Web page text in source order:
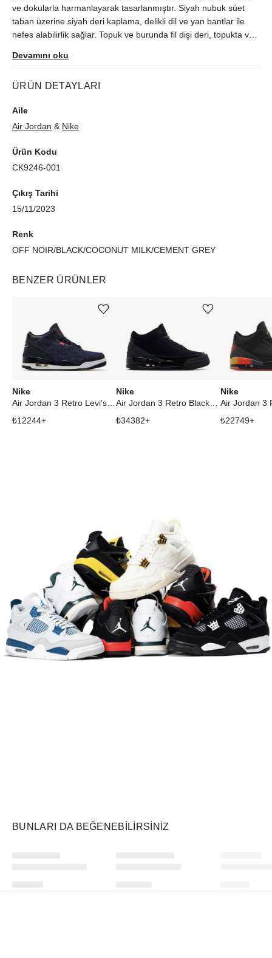
ve dokularla harmanlayarak tasarlanmıştır. Siyah nubuk süet
taban üzerine siyah deri kaplama, delikli dil ve yan bantlar ile
nefes alabilirlik sağlar. Topuk ve burunda fil dişi deri, topukta ve
renginde köpük orta tabanda hava yastığı, gri kauçuk dış
(W), 15 Kasım 2023'te piyasaya çıktı.
Devamını oku
ÜRÜN DETAYLARI
Aile
Air Jordan & Nike
Ürün Kodu
CK9246-001
Çıkış Tarihi
15/11/2023
Renk
OFF NOIR/BLACK/COCONUT MILK/CEMENT GREY
BENZER ÜRÜNLER
Nike
₺12244+
Ürünü istek listesine ekle veya listeden çıkar
Nike
₺34382+
Ürünü istek listesine ekle veya listeden çıkar
Nike
₺22749+
BUNLARI DA BEĞENEBILIRSINIZ